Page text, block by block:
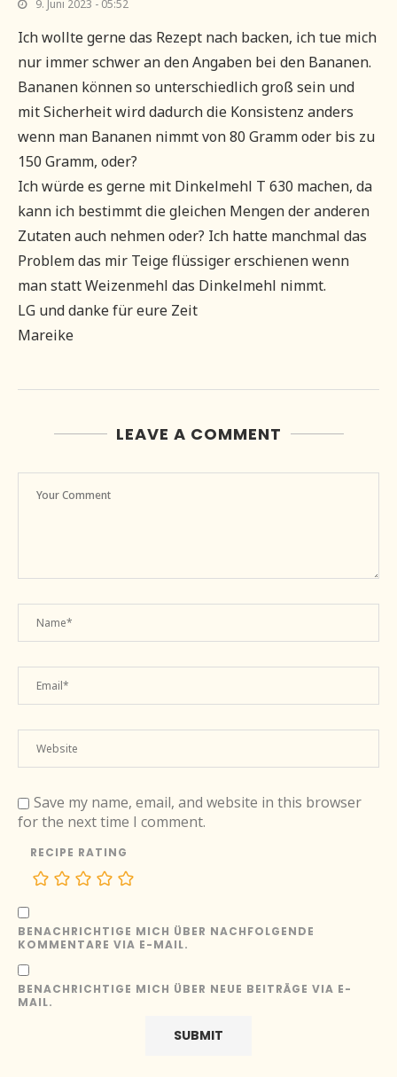
9. Juni 2023 - 05:52
Ich wollte gerne das Rezept nach backen, ich tue mich
nur immer schwer an den Angaben bei den Bananen.
Bananen können so unterschiedlich groß sein und
mit Sicherheit wird dadurch die Konsistenz anders
wenn man Bananen nimmt von 80 Gramm oder bis zu
150 Gramm, oder?
Ich würde es gerne mit Dinkelmehl T 630 machen, da
kann ich bestimmt die gleichen Mengen der anderen
Zutaten auch nehmen oder? Ich hatte manchmal das
Problem das mir Teige flüssiger erschienen wenn
man statt Weizenmehl das Dinkelmehl nimmt.
LG und danke für eure Zeit
Mareike
LEAVE A COMMENT
Save my name, email, and website in this browser
for the next time I comment.
RECIPE RATING
BENACHRICHTIGE MICH ÜBER NACHFOLGENDE
KOMMENTARE VIA E-MAIL.
BENACHRICHTIGE MICH ÜBER NEUE BEITRÄGE VIA E-
MAIL.